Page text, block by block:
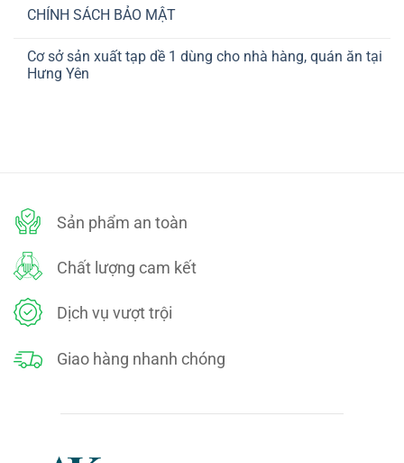
CHÍNH
SÁCH
bình
CHÍNH
SÁCH
ĐỔI
CHÍNH SÁCH BẢO MẬT
bình
luận
ở
Cơ sở sản xuất tạp dề 1 dùng cho nhà hàng, quán ăn tại
Hưng Yên
dề
1
dùng
nhà
hàng,
quán
tại
Hưng
Yên
Sản phẩm an toàn
Chất lượng cam kết
Dịch vụ vượt trội
Giao hàng nhanh chóng